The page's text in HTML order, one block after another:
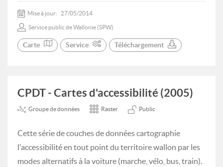
Mise à jour: 27/05/2014
Service public de Wallonie (SPW)
Carte Service Téléchargement
CPDT - Cartes d'accessibilité (2005)
Groupe de données Raster Public
Cette série de couches de données cartographie
l'accessibilité en tout point du territoire wallon par les
modes alternatifs à la voiture (marche, vélo, bus, train).